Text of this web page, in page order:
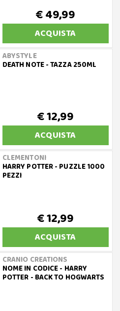
€ 49,99
ACQUISTA
ABYSTYLE
DEATH NOTE - TAZZA 250ML
€ 12,99
ACQUISTA
CLEMENTONI
HARRY POTTER - PUZZLE 1000
PEZZI
€ 12,99
ACQUISTA
CRANIO CREATIONS
NOME IN CODICE - HARRY
POTTER - BACK TO HOGWARTS